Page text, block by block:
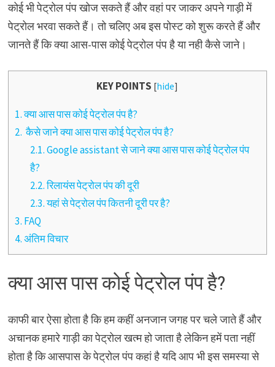
कोई भी पेट्रोल पंप खोज सकते हैं और वहां पर जाकर अपने गाड़ी में
पेट्रोल भरवा सकते हैं। तो चलिए अब इस पोस्ट को शुरू करते हैं और
जानते हैं कि क्या आस-पास कोई पेट्रोल पंप है या नही कैसे जाने।
KEY POINTS [hide]
1.क्या आस पास कोई पेट्रोल पंप है?
2. कैसे जाने क्या आस पास कोई पेट्रोल पंप है?
2.1.Google assistant से जाने क्या आस पास कोई पेट्रोल पंप
है?
2.2.रिलायंस पेट्रोल पंप की दूरी
2.3.यहां से पेट्रोल पंप कितनी दूरी पर है?
3. FAQ
4.अंतिम विचार
क्या आस पास कोई पेट्रोल पंप है?
काफी बार ऐसा होता है कि हम कहीं अनजान जगह पर चले जाते हैं और
अचानक हमारे गाड़ी का पेट्रोल खत्म हो जाता है लेकिन हमें पता नहीं
होता है कि आसपास के पेट्रोल पंप कहां है यदि आप भी इस समस्या से